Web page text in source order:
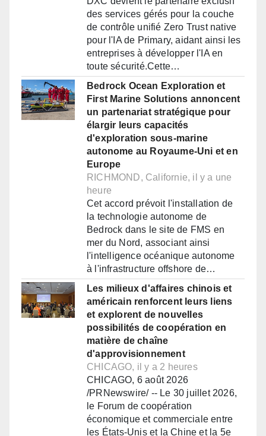
des services gérés pour la couche
de contrôle unifié Zero Trust native
pour l'IA de Primary, aidant ainsi les
entreprises à développer l'IA en
toute sécurité.Cette…
Bedrock Ocean Exploration et
First Marine Solutions annoncent
un partenariat stratégique pour
élargir leurs capacités
d'exploration sous-marine
autonome au Royaume-Uni et en
Europe
RICHMOND, Californie, il y a une
heure
Cet accord prévoit l'installation de
la technologie autonome de
Bedrock dans le site de FMS en
mer du Nord, associant ainsi
l'intelligence océanique autonome
à l'infrastructure offshore de…
Les milieux d'affaires chinois et
américain renforcent leurs liens
et explorent de nouvelles
possibilités de coopération en
matière de chaîne
d'approvisionnement
CHICAGO, il y a 2 heures
CHICAGO, 6 août 2026
/PRNewswire/ -- Le 30 juillet 2026,
le Forum de coopération
économique et commerciale entre
les États-Unis et la Chine et la 5e